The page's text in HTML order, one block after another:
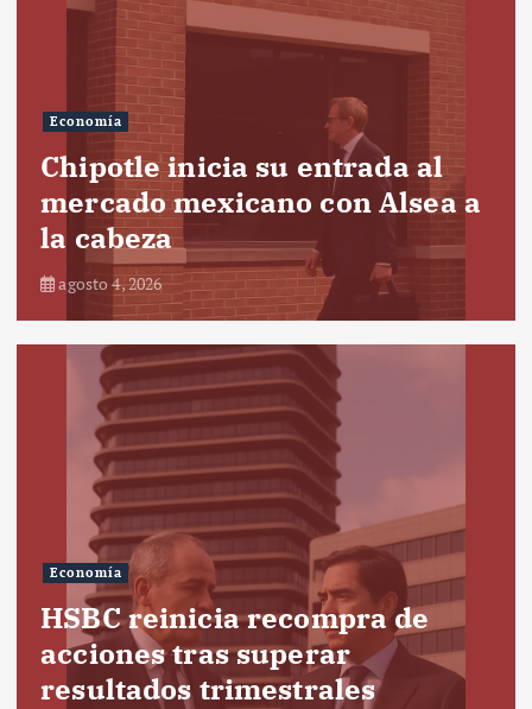
Economía
Chipotle inicia su entrada al
mercado mexicano con Alsea a
la cabeza
agosto 4, 2026
Economía
HSBC reinicia recompra de
acciones tras superar
resultados trimestrales